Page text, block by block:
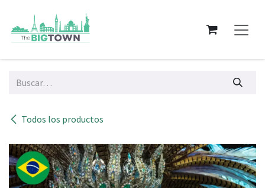
Todos los productos